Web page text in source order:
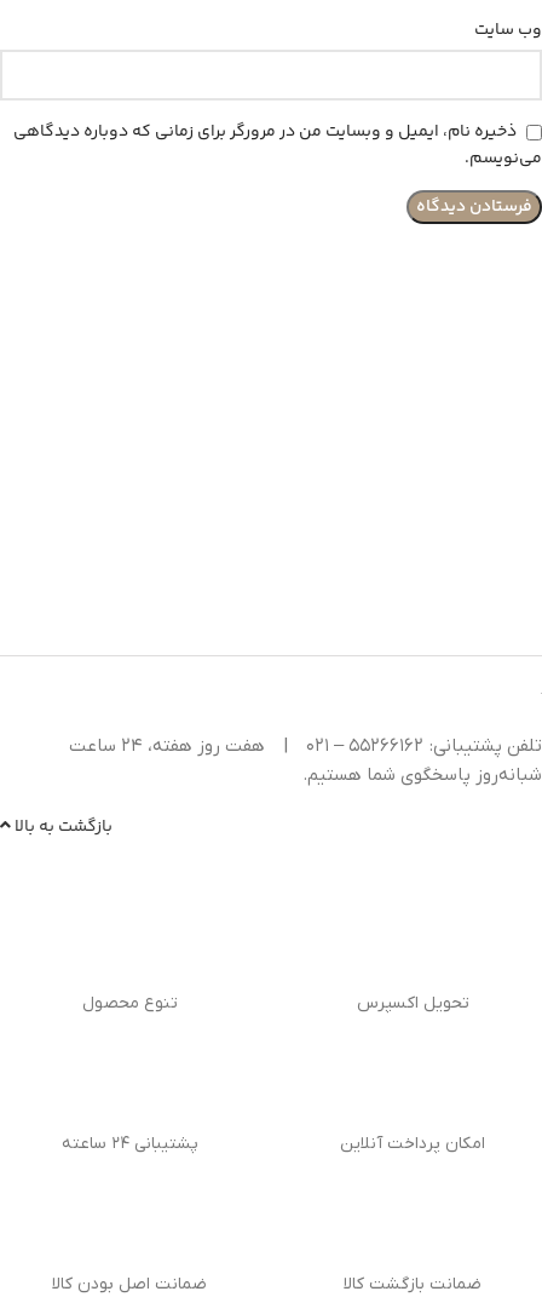
وب‌ سایت
ذخیره نام، ایمیل و وبسایت من در مرورگر برای زمانی که دوباره دیدگاهی
می‌نویسم.
تلفن پشتیبانی: ۵۵۲۶۶۱۶۲ – ۰۲۱ |
هفت روز هفته، ۲۴ ساعت
شبانه‌روز پاسخگوی شما هستیم.
بازگشت به بالا
تحویل اکسپرس تنوع محصول
امکان پرداخت آنلاین پشتیبانی ۲۴ ساعته
ضمانت بازگشت کالا ضمانت اصل بودن کالا